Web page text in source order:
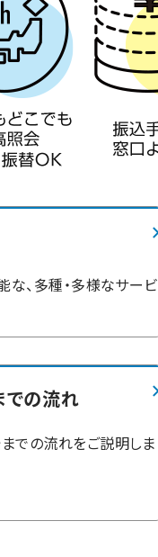
な、多種・多様なサービ
での流れ
での流れをご説明しま